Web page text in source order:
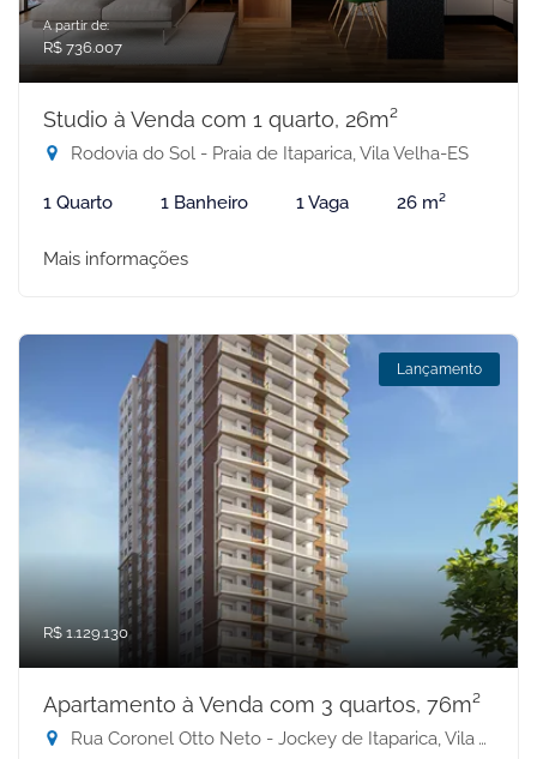
A partir de:
R$ 736.007
Studio à Venda com 1 quarto, 26m²
Rodovia do Sol - Praia de Itaparica, Vila Velha-ES
1 Quarto 1 Banheiro 1 Vaga 26 m²
Mais informações
Lançamento
R$ 1.129.130
Apartamento à Venda com 3 quartos, 76m²
Rua Coronel Otto Neto - Jockey de Itaparica, Vila Velha-ES